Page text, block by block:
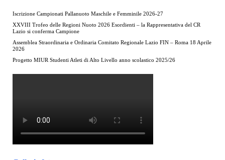
Iscrizione Campionati Pallanuoto Maschile e Femminile 2026-27
XXVIII Trofeo delle Regioni Nuoto 2026 Esordienti – la Rappresentativa del CR
Lazio si conferma Campione
Assemblea Straordinaria e Ordinaria Comitato Regionale Lazio FIN – Roma 18 Aprile
2026
Progetto MIUR Studenti Atleti di Alto Livello anno scolastico 2025/26